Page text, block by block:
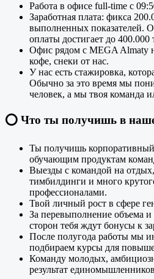
Работа в офисе full-time с
Заработная плата: фикса
выполненных показателей.
оплаты достигает до 400.000
Офис рядом с MEGA Almaty
кофе, снеки от нас.
У нас есть стажировка,
Обычно за это время мы
человек, а мы твоя команда
⭕️ Что ты получишь в
Ты получишь
обучающим продуктам
Выезды с командой на
тимбилдинги и много
профессионалами.
Твой личный рост в сфере
За перевыполнение объема
сторон тебя ждут бонусы к
После полугода работы мы
подбираем курсы для
Команду молодых,
результат